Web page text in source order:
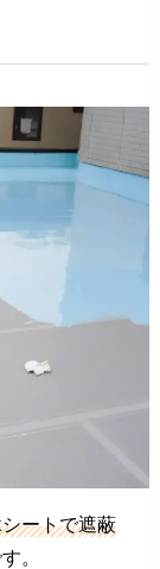
ートで遮蔽
。